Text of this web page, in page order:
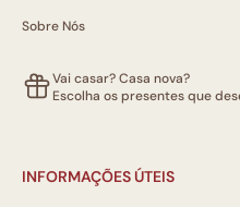
Sobre Nós
Vai casar? Casa nova?
Escolha os presentes que
INFORMAÇÕES ÚTEIS